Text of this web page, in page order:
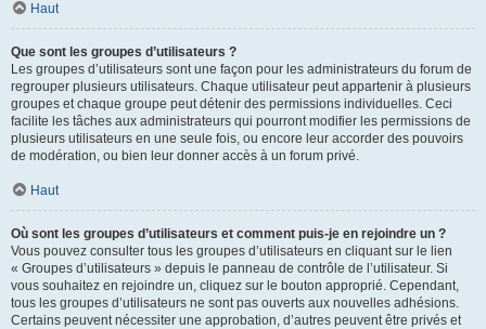
Haut
Que sont les groupes d’utilisateurs ?
Les groupes d’utilisateurs sont une façon pour les administrateurs du forum de
regrouper plusieurs utilisateurs. Chaque utilisateur peut appartenir à plusieurs
groupes et chaque groupe peut détenir des permissions individuelles. Ceci
facilite les tâches aux administrateurs qui pourront modifier les permissions de
plusieurs utilisateurs en une seule fois, ou encore leur accorder des pouvoirs
de modération, ou bien leur donner accès à un forum privé.
Haut
Où sont les groupes d’utilisateurs et comment puis-je en rejoindre un ?
Vous pouvez consulter tous les groupes d’utilisateurs en cliquant sur le lien
« Groupes d’utilisateurs » depuis le panneau de contrôle de l’utilisateur. Si
vous souhaitez en rejoindre un, cliquez sur le bouton approprié. Cependant,
tous les groupes d’utilisateurs ne sont pas ouverts aux nouvelles adhésions.
Certains peuvent nécessiter une approbation, d’autres peuvent être privés et